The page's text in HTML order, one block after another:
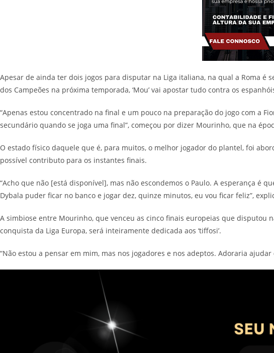
Apesar de ainda ter dois jogos para disputar na Liga italiana, na qual a Roma é
dos Campeões na próxima temporada, ‘Mou’ vai apostar tudo contra os
“Apenas estou concentrado na final e um pouco na preparação do jogo com a
secundário quando se joga uma final”, começou por dizer Mourinho, que na
O estado físico daquele que é, para muitos, o melhor jogador do plantel, foi
possível contributo para os instantes finais.
“Acho que não [está disponível], mas não escondemos o Paulo. A esperança é
Dybala puder ficar no banco e jogar dez, quinze minutos, eu vou ficar feliz”,
A simbiose entre Mourinho, que venceu as cinco finais europeias que disputou
conquista da Liga Europa, será inteiramente dedicada aos ‘tiffosi’.
“Não estou a pensar em mim, mas nos jogadores e nos adeptos. Adoraria